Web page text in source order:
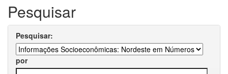
Pesquisar
Pesquisar:
por